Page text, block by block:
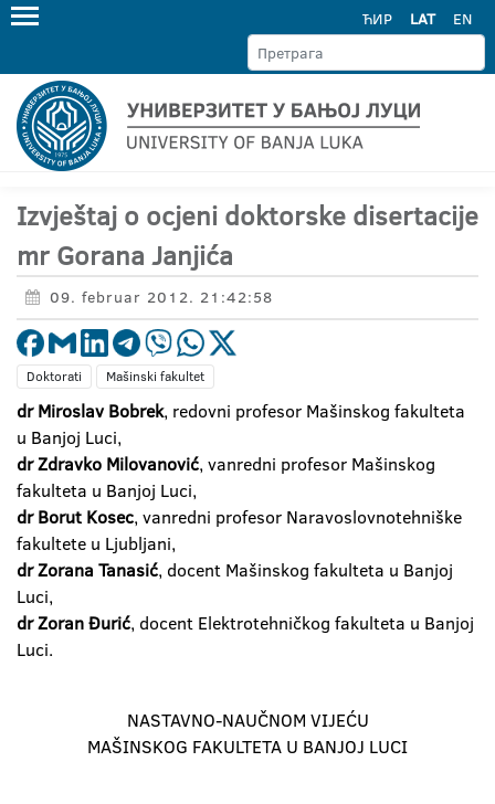
ЋИР LAT EN
Izvještaj o ocjeni doktorske disertacije
mr Gorana Janjića
09. februar 2012. 21:42:58
Doktorati Mašinski fakultet
dr Miroslav Bobrek, redovni profesor Mašinskog fakulteta
u Banjoj Luci,
dr Zdravko Milovanović, vanredni profesor Mašinskog
fakulteta u Banjoj Luci,
dr Borut Kosec, vanredni profesor Naravoslovnotehniške
fakultete u Ljubljani,
dr Zorana Tanasić, docent Mašinskog fakulteta u Banjoj
Luci,
dr Zoran Đurić, docent Elektrotehničkog fakulteta u Banjoj
Luci.
NASTAVNO-NAUČNOM VIJEĆU
MAŠINSKOG FAKULTETA U BANJOJ LUCI